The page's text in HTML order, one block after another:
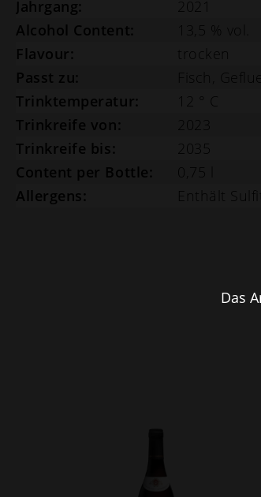
Das
Jahrgang:
2021
Alcohol Content:
13,5 % vol.
Flavour:
trocken
Passt zu:
Fisch
Trinktemperatur:
12 ° C
Trinkreife von:
2023
Trinkreife bis:
2035
Content per Bottle:
0,75 l
Allergens:
Enthält